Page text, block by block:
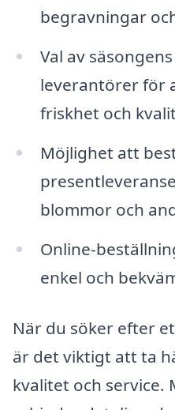
begravningar
Val av
leverantörer för
friskhet och
Möjlighet att
blommor och
Online-
enkel och
När du söker efter
är det viktigt att ta
kvalitet och service.